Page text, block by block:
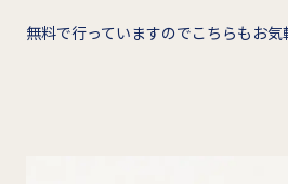
無料で行っていますのでこちらもお気